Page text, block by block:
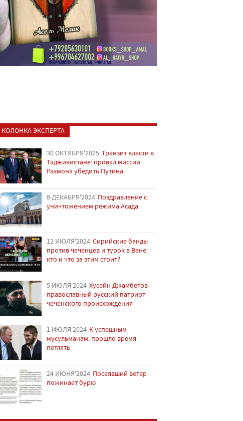
КОЛОНКА ЭКСПЕРТА
30 ОКТЯБРЯ'2025 Транзит власти в
Таджикистане: провал миссии
Рахмона убедить Путина
8 ДЕКАБРЯ'2024 Поздравление с
уничтожением режима Асада
12 ИЮЛЯ'2024 Сирийские банды
против чеченцев и турок в Вене:
кто и что за этим стоит?
5 ИЮЛЯ'2024 Хусейн Джамбетов -
православный русский патриот
чеченского происхождения
1 ИЮЛЯ'2024 К успешным
мусульманам: прошло время
петлять
24 ИЮНЯ'2024 Посеявший ветер
пожинает бурю